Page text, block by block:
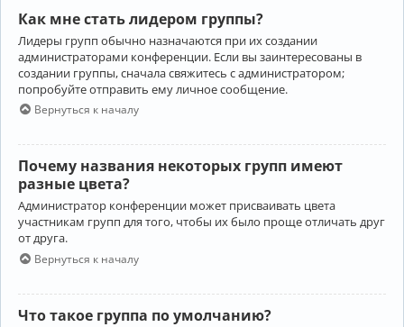
Как мне стать лидером группы?
Лидеры групп обычно назначаются при их создании
администраторами конференции. Если вы заинтересованы в
создании группы, сначала свяжитесь с администратором;
попробуйте отправить ему личное сообщение.
Вернуться к началу
Почему названия некоторых групп имеют
разные цвета?
Администратор конференции может присваивать цвета
участникам групп для того, чтобы их было проще отличать друг
от друга.
Вернуться к началу
Что такое группа по умолчанию?